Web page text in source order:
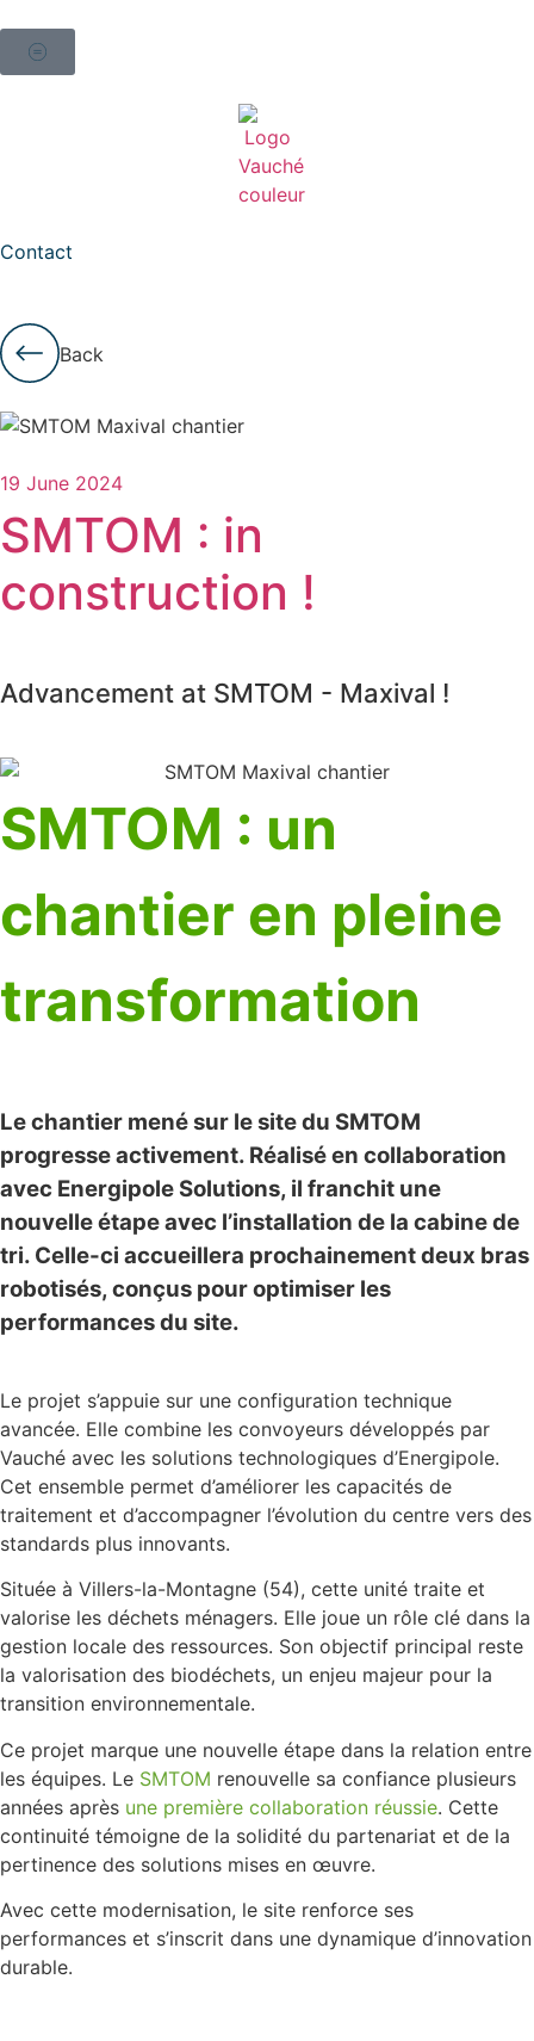
Contact
Back
19 June 2024
SMTOM : in
construction !
Advancement at SMTOM - Maxival !
SMTOM : un
chantier en pleine
transformation
Le chantier mené sur le site du SMTOM
progresse activement. Réalisé en collaboration
avec Energipole Solutions, il franchit une
nouvelle étape avec l’installation de la cabine de
tri. Celle-ci accueillera prochainement deux bras
robotisés, conçus pour optimiser les
performances du site.
Le projet s’appuie sur une configuration technique
avancée. Elle combine les convoyeurs développés par
Vauché avec les solutions technologiques d’Energipole.
Cet ensemble permet d’améliorer les capacités de
traitement et d’accompagner l’évolution du centre vers des
standards plus innovants.
Située à Villers-la-Montagne (54), cette unité traite et
valorise les déchets ménagers. Elle joue un rôle clé dans la
gestion locale des ressources. Son objectif principal reste
la valorisation des biodéchets, un enjeu majeur pour la
transition environnementale.
Ce projet marque une nouvelle étape dans la relation entre
les équipes. Le SMTOM renouvelle sa confiance plusieurs
années après une première collaboration réussie. Cette
continuité témoigne de la solidité du partenariat et de la
pertinence des solutions mises en œuvre.
Avec cette modernisation, le site renforce ses
performances et s’inscrit dans une dynamique d’innovation
durable.